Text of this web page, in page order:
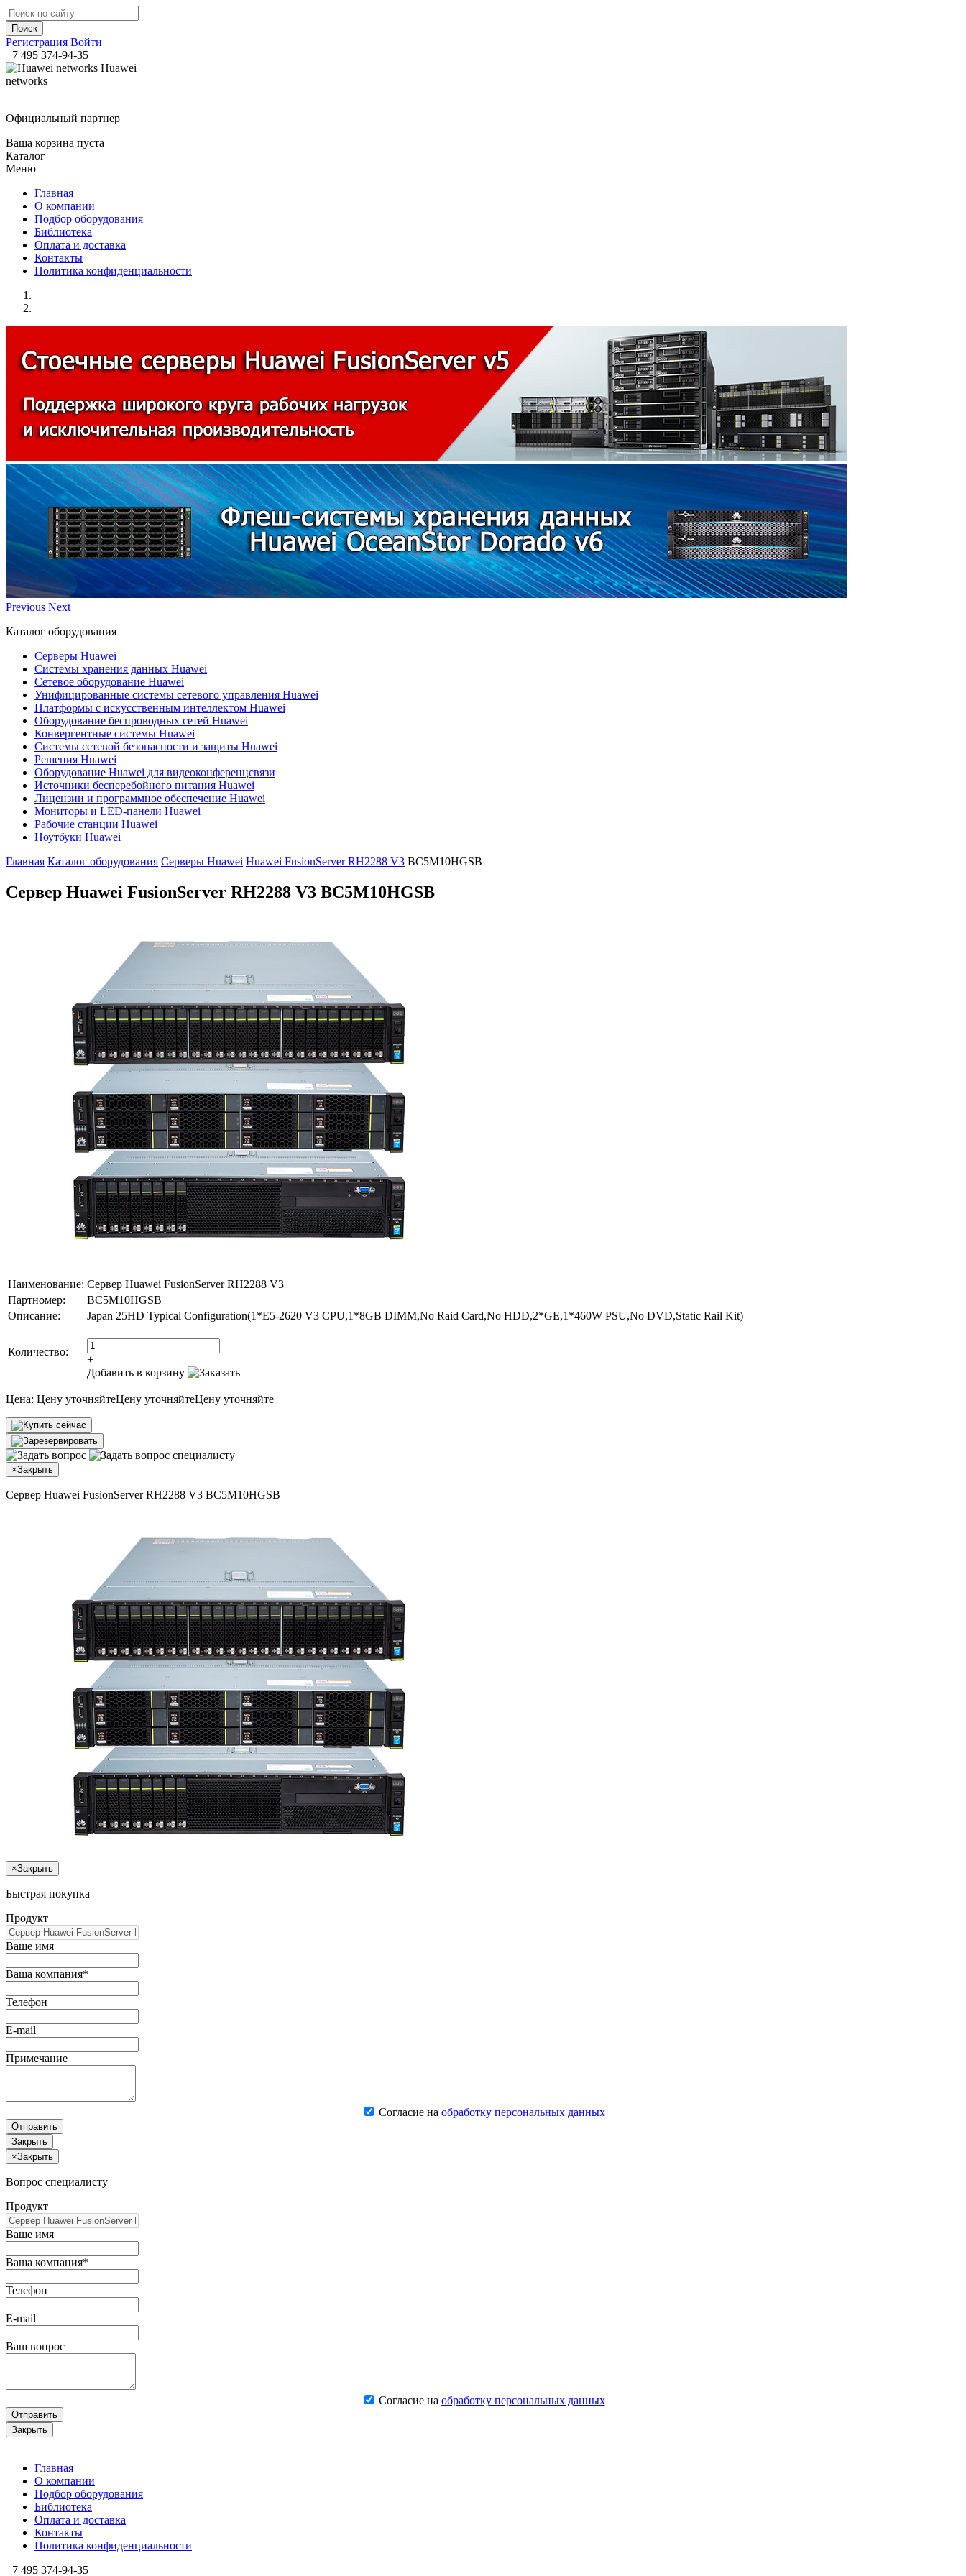
Регистрация Войти
+7 495 374-94-35
Huawei
networks
Официальный партнер
Ваша корзина пуста
Каталог
Меню
Главная
О компании
Подбор оборудования
Библиотека
Оплата и доставка
Контакты
Политика конфиденциальности
Previous Next
Каталог оборудования
Серверы Huawei
Системы хранения данных Huawei
Сетевое оборудование Huawei
Унифицированные системы сетевого управления Huawei
Платформы с искусственным интеллектом Huawei
Оборудование беспроводных сетей Huawei
Конвергентные системы Huawei
Системы сетевой безопасности и защиты Huawei
Решения Huawei
Оборудование Huawei для видеоконференцсвязи
Источники бесперебойного питания Huawei
Лицензии и программное обеспечение Huawei
Мониторы и LED-панели Huawei
Рабочие станции Huawei
Ноутбуки Huawei
Главная Каталог оборудования Серверы Huawei Huawei FusionServer RH2288 V3 BC5M10HGSB
Сервер Huawei FusionServer RH2288 V3 BC5M10HGSB
Наименование: Сервер Huawei FusionServer RH2288 V3
Партномер:
BC5M10HGSB
Описание:
Japan 25HD Typical Configuration(1*E5-2620 V3 CPU,1*8GB DIMM,No Raid Card,No HDD,2*GE,1*460W PSU,No DVD,Static Rail Kit)
Количество:
–
+
Добавить в корзину
Цена: Цену уточняйтеЦену уточняйтеЦену уточняйте
×Закрыть
Сервер Huawei FusionServer RH2288 V3 BC5M10HGSB
×Закрыть
Быстрая покупка
Продукт
Ваше имя
Ваша компания*
Телефон
E-mail
Примечание
Согласие на обработку персональных данных
Отправить
Закрыть
×Закрыть
Вопрос специалисту
Продукт
Ваше имя
Ваша компания*
Телефон
E-mail
Ваш вопрос
Согласие на обработку персональных данных
Отправить
Закрыть
Главная
О компании
Подбор оборудования
Библиотека
Оплата и доставка
Контакты
Политика конфиденциальности
+7 495 374-94-35